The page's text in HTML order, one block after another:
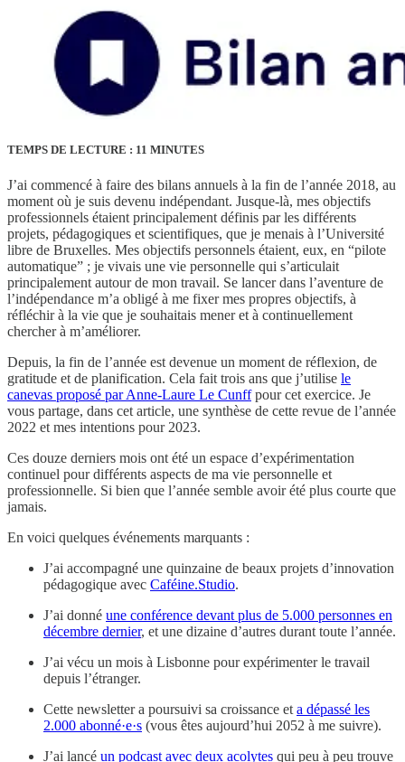
TEMPS DE LECTURE : 11 MINUTES
J’ai commencé à faire des bilans annuels à la fin de l’année 2018, au
moment où je suis devenu indépendant. Jusque-là, mes objectifs
professionnels étaient principalement définis par les différents
projets, pédagogiques et scientifiques, que je menais à l’Université
libre de Bruxelles. Mes objectifs personnels étaient, eux, en “pilote
automatique” ; je vivais une vie personnelle qui s’articulait
principalement autour de mon travail. Se lancer dans l’aventure de
l’indépendance m’a obligé à me fixer mes propres objectifs, à
réfléchir à la vie que je souhaitais mener et à continuellement
chercher à m’améliorer.
Depuis, la fin de l’année est devenue un moment de réflexion, de
gratitude et de planification. Cela fait trois ans que j’utilise le
canevas proposé par Anne-Laure Le Cunffpour cet exercice. Je
vous partage, dans cet article, une synthèse de cette revue de l’année
2022 et mes intentions pour 2023.
Ces douze derniers mois ont été un espace d’expérimentation
continuel pour différents aspects de ma vie personnelle et
professionnelle. Si bien que l’année semble avoir été plus courte que
jamais.
En voici quelques événements marquants :
J’ai accompagné une quinzaine de beaux projets d’innovation
pédagogique avec Caféine.Studio.
J’ai donné une conférence devant plus de 5.000 personnes en
décembre dernier, et une dizaine d’autres durant toute l’année.
J’ai vécu un mois à Lisbonne pour expérimenter le travail
depuis l’étranger.
Cette newsletter a poursuivi sa croissance et a dépassé les
2.000 abonné·e·s (vous êtes aujourd’hui 2052 à me suivre).
J’ai lancé un podcast avec deux acolytes qui peu à peu trouve